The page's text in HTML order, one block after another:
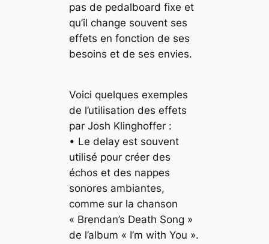
pas de pedalboard fixe et
qu’il change souvent ses
effets en fonction de ses
besoins et de ses envies.
Voici quelques exemples
de l’utilisation des effets
par Josh Klinghoffer :
• Le delay est souvent
utilisé pour créer des
échos et des nappes
sonores ambiantes,
comme sur la chanson
« Brendan’s Death Song »
de l’album « I’m with You ».